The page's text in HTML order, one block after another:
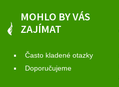
MOHLO BY VÁS
ZAJÍMAT
Často kladené otazky
Doporučujeme